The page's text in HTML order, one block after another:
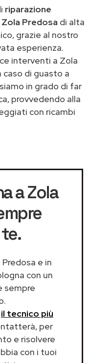
riparazione
Predosa di alta
grazie al nostro
esperienza.
interventi a Zola
di guasto a
in grado di far
provvedendo alla
con ricambi
a Zola
e in
con un
sempre
il tecnico più
per
e risolvere
con i tuoi